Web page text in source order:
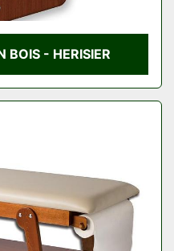
BOIS - HERISIER